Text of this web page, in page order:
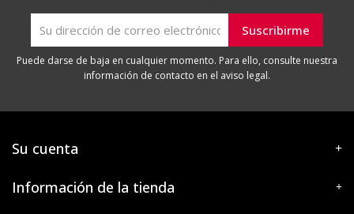
Puede darse de baja en cualquier momento. Para ello, consulte nuestra
información de contacto en el aviso legal.
Su cuenta
Información de la tienda